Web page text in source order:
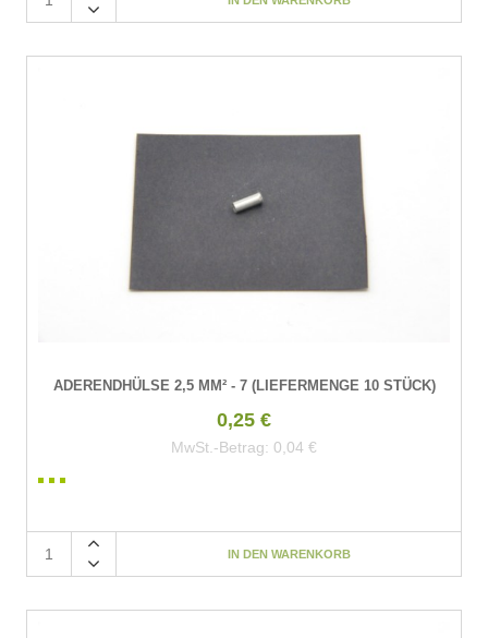
ADERENDHÜLSE 2,5 MM² - 7 (LIEFERMENGE 10 STÜCK)
0,25 €
MwSt.-Betrag: 0,04 €